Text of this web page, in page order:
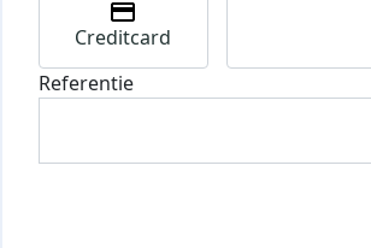
Creditcard
Referentie